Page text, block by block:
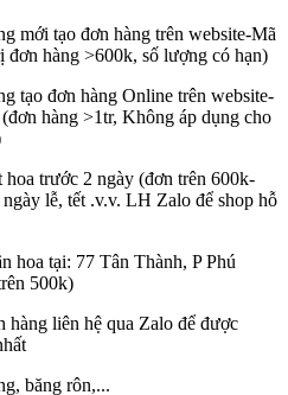
mới tạo đơn hàng trên website-Mã
hàng >600k, số lượng có hạn)
tạo đơn hàng Online trên website-
hàng >1tr, Không áp dụng cho
trước 2 ngày (đơn trên 600k-
lễ, tết .v.v. LH Zalo để shop hỗ
hoa tại: 77 Tân Thành, P Phú
500k)
liên hệ qua Zalo để được
băng rôn,...